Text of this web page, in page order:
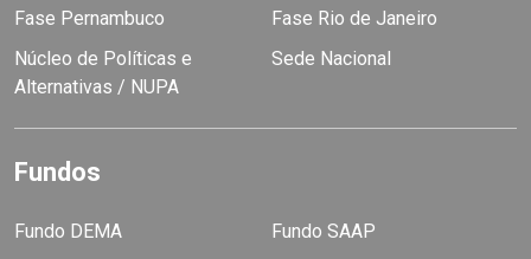
Fase Pernambuco
Fase Rio de Janeiro
Núcleo de Políticas e
Alternativas / NUPA
Sede Nacional
Fundos
Fundo DEMA Fundo SAAP